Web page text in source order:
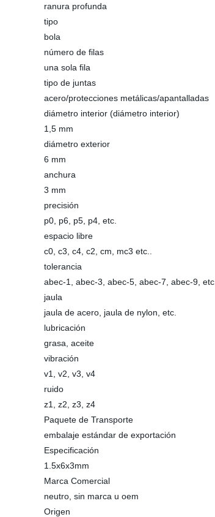
ranura profunda
tipo
bola
número de filas
una sola fila
tipo de juntas
acero/protecciones metálicas/apantalladas
diámetro interior (diámetro interior)
1,5 mm
diámetro exterior
6 mm
anchura
3 mm
precisión
p0, p6, p5, p4, etc.
espacio libre
c0, c3, c4, c2, cm, mc3 etc..
tolerancia
abec-1, abec-3, abec-5, abec-7, abec-9, etc..
jaula
jaula de acero, jaula de nylon, etc.
lubricación
grasa, aceite
vibración
v1, v2, v3, v4
ruido
z1, z2, z3, z4
Paquete de Transporte
embalaje estándar de exportación
Especificación
1.5x6x3mm
Marca Comercial
neutro, sin marca u oem
Origen